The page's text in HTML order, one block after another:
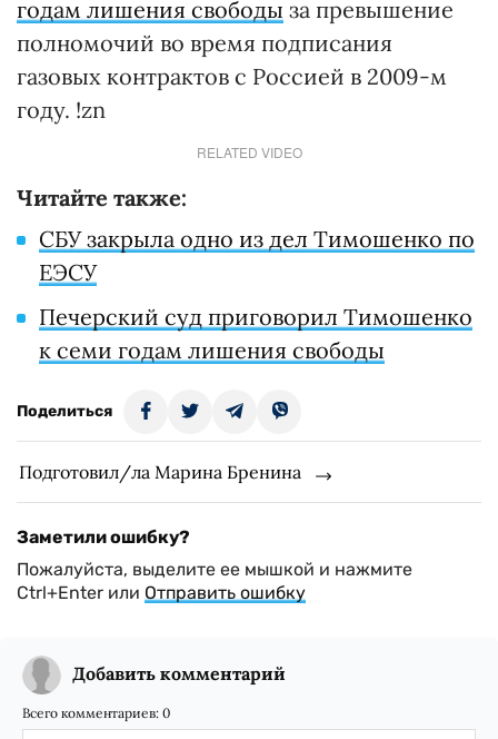
годам лишения свободы за превышение
полномочий во время подписания
газовых контрактов с Россией в 2009-м
году. !zn
RELATED VIDEO
Читайте также:
СБУ закрыла одно из дел Тимошенко по
ЕЭСУ
Печерский суд приговорил Тимошенко
к семи годам лишения свободы
Поделиться
Подготовил/ла Марина Бренина
Заметили ошибку?
Пожалуйста, выделите ее мышкой и нажмите
Ctrl+Enter или Отправить ошибку
Добавить комментарий
Всего комментариев: 0